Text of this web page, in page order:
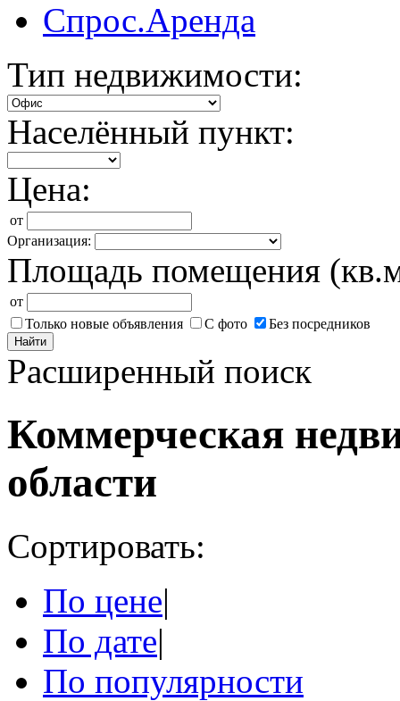
Спрос.Аренда
Тип недвижимости:
Населённый пункт:
Цена:
от
Организация:
Площадь помещения
от
Только новые объявления
С фото Без посредников
Найти
Расширенный поиск
Коммерческая
области
Сортировать:
По цене|
По дате|
По популярности